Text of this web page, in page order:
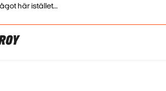
här istället...